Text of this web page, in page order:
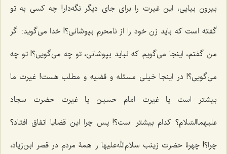
بیرون بیایى، این غیرت را براى جاى دیگر نگه‌دار! چه کسى به تو
گفته است که باید زن خود را از نامحرم بپوشانی؟! خدا مى‌گوید: اگر
من گفتم، اینجا مى‌گویم که نباید بپوشانی، تو چه مى‌گویی؟! تو چه
مى‌گویی؟! در اینجا خیلى مسئله و قضیه و مطلب هست! غیرت ما
بیشتر است یا غیرت امام حسین یا غیرت حضرت سجاد
علیهما‌السّلام؟ کدام بیشتر است؟! پس چرا این قضایا اتفاق افتاد؟
چرا؟! چهرۀ ‌حضرت زینب سلام‌الله‌علیها را همۀ مردم در قصر ابن‌زیاد،